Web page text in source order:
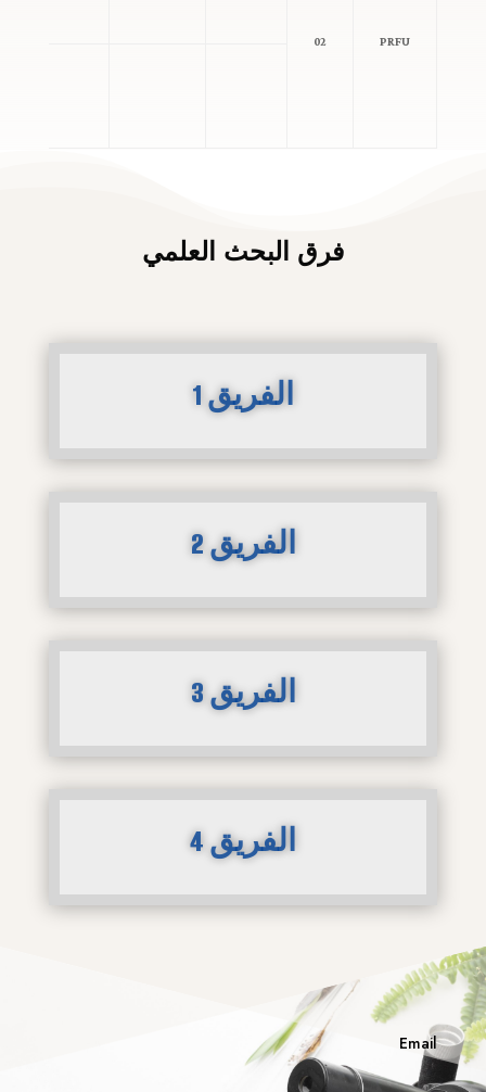
PRFU
02
فرق البحث العلمي
الفريق 1
الفريق 2
الفريق 3
الفريق 4
Email